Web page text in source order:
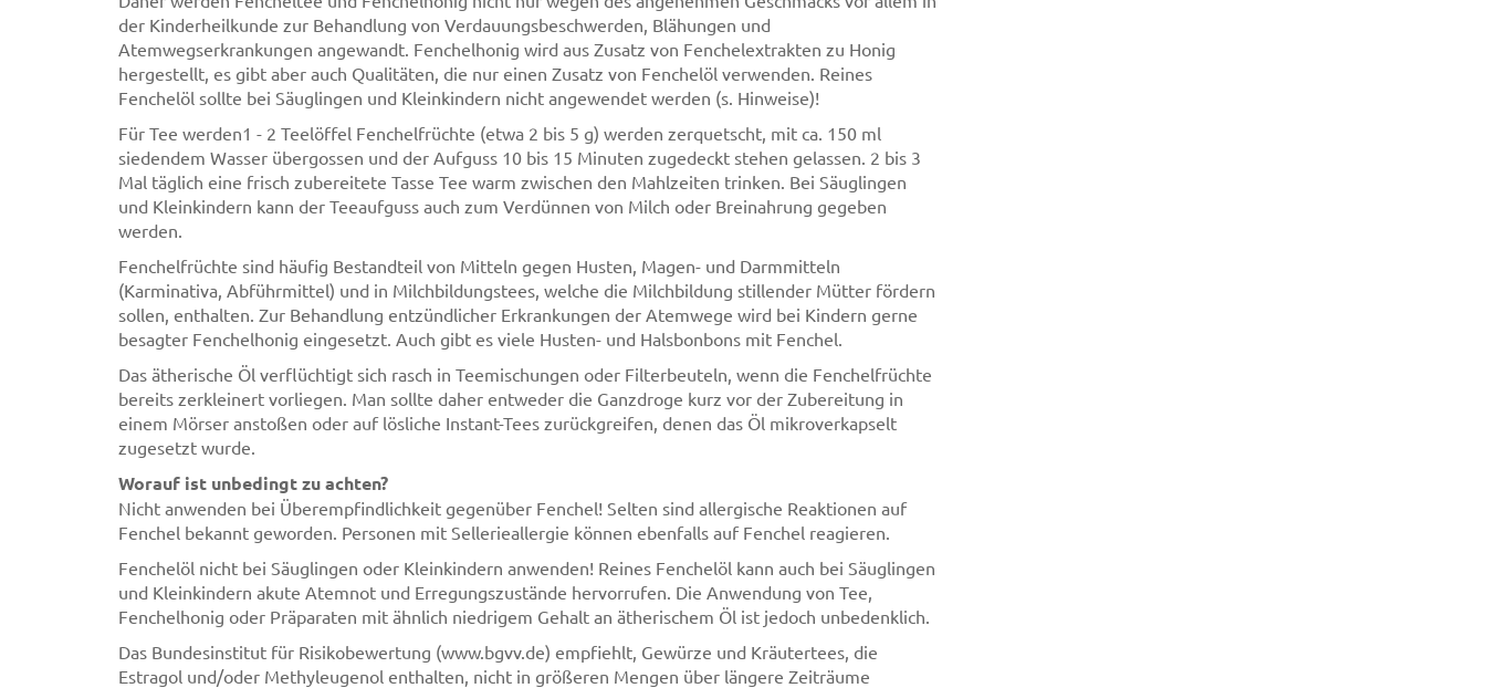
der Kinderheilkunde zur Behandlung von Verdauungsbeschwerden, Blähungen und
Atemwegserkrankungen angewandt. Fenchelhonig wird aus Zusatz von Fenchelextrakten zu Honig
hergestellt, es gibt aber auch Qualitäten, die nur einen Zusatz von Fenchelöl verwenden. Reines
Fenchelöl sollte bei Säuglingen und Kleinkindern nicht angewendet werden (s. Hinweise)!
Für Tee werden1 - 2 Teelöffel Fenchelfrüchte (etwa 2 bis 5 g) werden zerquetscht, mit ca. 150 ml
siedendem Wasser übergossen und der Aufguss 10 bis 15 Minuten zugedeckt stehen gelassen. 2 bis 3
Mal täglich eine frisch zubereitete Tasse Tee warm zwischen den Mahlzeiten trinken. Bei Säuglingen
und Kleinkindern kann der Teeaufguss auch zum Verdünnen von Milch oder Breinahrung gegeben
werden.
Fenchelfrüchte sind häufig Bestandteil von Mitteln gegen Husten, Magen- und Darmmitteln
(Karminativa, Abführmittel) und in Milchbildungstees, welche die Milchbildung stillender Mütter fördern
sollen, enthalten. Zur Behandlung entzündlicher Erkrankungen der Atemwege wird bei Kindern gerne
besagter Fenchelhonig eingesetzt. Auch gibt es viele Husten- und Halsbonbons mit Fenchel.
Das ätherische Öl verflüchtigt sich rasch in Teemischungen oder Filterbeuteln, wenn die Fenchelfrüchte
bereits zerkleinert vorliegen. Man sollte daher entweder die Ganzdroge kurz vor der Zubereitung in
einem Mörser anstoßen oder auf lösliche Instant-Tees zurückgreifen, denen das Öl mikroverkapselt
zugesetzt wurde.
Worauf ist unbedingt zu achten?
Nicht anwenden bei Überempfindlichkeit gegenüber Fenchel! Selten sind allergische Reaktionen auf
Fenchel bekannt geworden. Personen mit Sellerieallergie können ebenfalls auf Fenchel reagieren.
Fenchelöl nicht bei Säuglingen oder Kleinkindern anwenden! Reines Fenchelöl kann auch bei Säuglingen
und Kleinkindern akute Atemnot und Erregungszustände hervorrufen. Die Anwendung von Tee,
Fenchelhonig oder Präparaten mit ähnlich niedrigem Gehalt an ätherischem Öl ist jedoch unbedenklich.
Das Bundesinstitut für Risikobewertung (www.bgvv.de) empfiehlt, Gewürze und Kräutertees, die
Estragol und/oder Methyleugenol enthalten, nicht in größeren Mengen über längere Zeiträume